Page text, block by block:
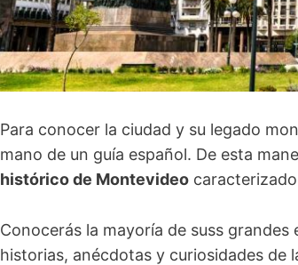
Para conocer la ciudad y su legado
mano de un guía español. De esta
histórico de Montevideo
Conocerás la mayoría de suss
historias, anécdotas y curiosidades de